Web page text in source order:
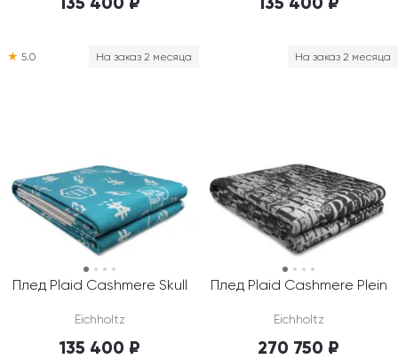
Плед Plaid Cashmere Skull
Eichholtz
135 400 ₽
На заказ 2 месяца
★ 5.0
Плед Plaid Cashmere Plein
Eichholtz
270 750 ₽
На заказ 2 месяца